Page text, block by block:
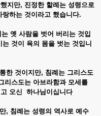
지만, 진정한 할례는 성령으로
랑하는 것이라고 했습니다.
는 옛 사람을 벗어 버리는 것입
는 것이 육의 몸을 벗는 것입니
통한 것이지만, 침례는 그리스도
리스도는 아브라함과 모세를
오신 하나님이십니다
, 침례는 성령의 역사로 예수